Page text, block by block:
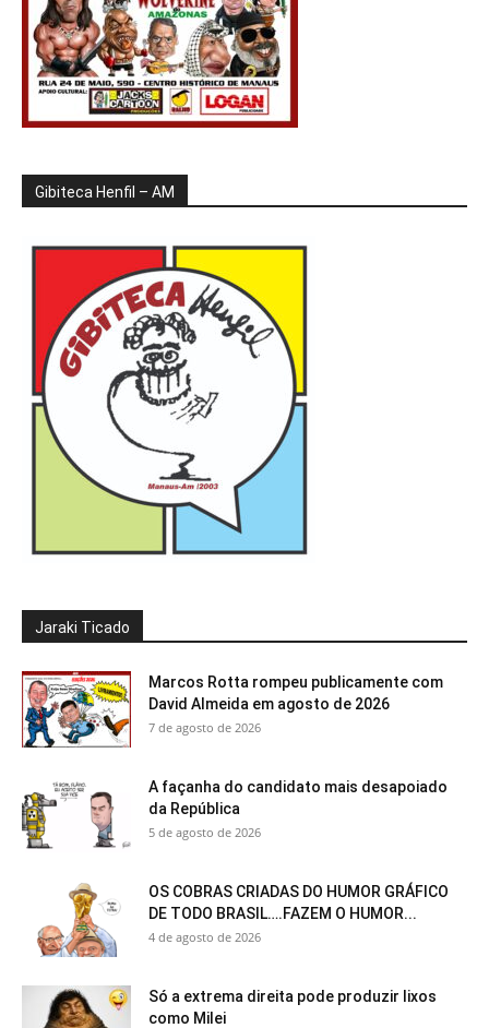
Gibiteca Henfil – AM
Jaraki Ticado
Marcos Rotta rompeu publicamente com
David Almeida em agosto de 2026
7 de agosto de 2026
A façanha do candidato mais desapoiado
da República
5 de agosto de 2026
OS COBRAS CRIADAS DO HUMOR GRÁFICO
DE TODO BRASIL….FAZEM O HUMOR...
4 de agosto de 2026
Só a extrema direita pode produzir lixos
como Milei